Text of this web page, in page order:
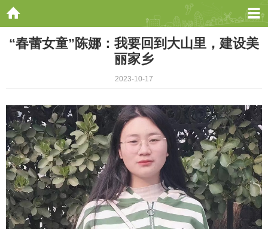
“春蕾女童”陈娜：我要回到大山里，建设美
丽家乡
2023-10-17